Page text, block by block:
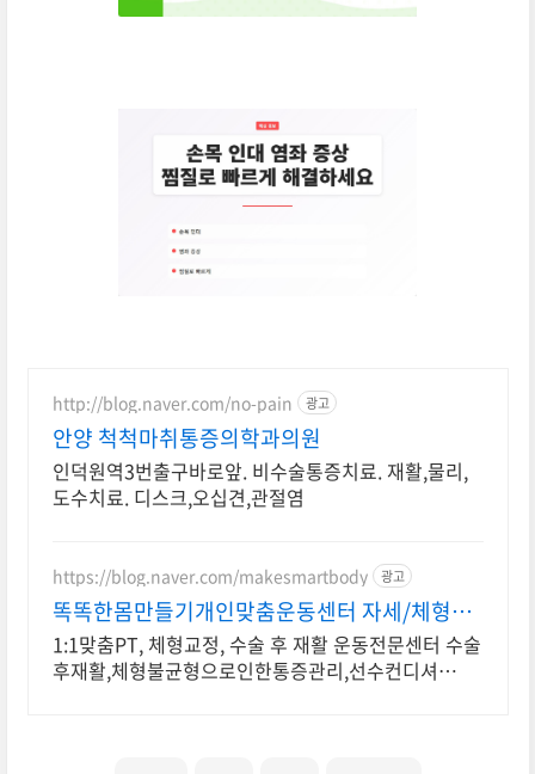
http://blog.naver.com/no-pain 광고
안양 척척마취통증의학과의원
인덕원역3번출구바로앞. 비수술통증치료. 재활,물리,
도수치료. 디스크,오십견,관절염
https://blog.naver.com/makesmartbody 광고
똑똑한몸만들기개인맞춤운동센터 자세/체형교
정,재활운동 전문
1:1맞춤PT, 체형교정, 수술 후 재활 운동전문센터 수술
후재활,체형불균형으로인한통증관리,선수컨디셔